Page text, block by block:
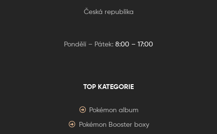
Česká republika
Pondělí – Pátek: 8:00 – 17:00
TOP KATEGORIE
Pokémon album
Pokémon Booster boxy